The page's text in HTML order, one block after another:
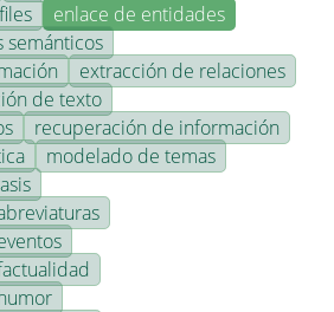
enlace de entidades
semánticos
extracción de relaciones
de texto
recuperación de información
modelado de temas